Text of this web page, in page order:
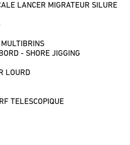
LANCER MIGRATEUR SILURE
- SHORE JIGGING
LOURD
TELESCOPIQUE